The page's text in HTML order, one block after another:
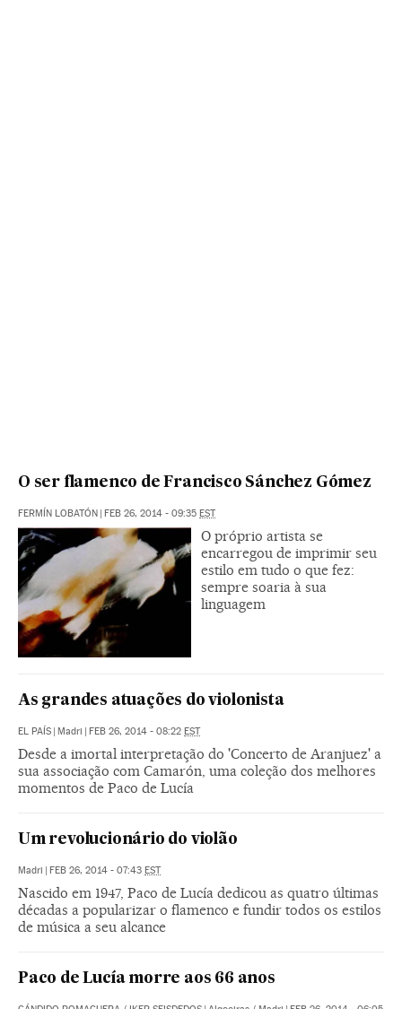
O ser flamenco de Francisco Sánchez Gómez
FERMÍN LOBATÓN | FEB 26, 2014 - 09:35 EST
O próprio artista se
encarregou de imprimir seu
estilo em tudo o que fez:
sempre soaria à sua
linguagem
As grandes atuações do violonista
EL PAÍS | Madri | FEB 26, 2014 - 08:22 EST
Desde a imortal interpretação do 'Concerto de Aranjuez' a
sua associação com Camarón, uma coleção dos melhores
momentos de Paco de Lucía
Um revolucionário do violão
Madri | FEB 26, 2014 - 07:43 EST
Nascido em 1947, Paco de Lucía dedicou as quatro últimas
décadas a popularizar o flamenco e fundir todos os estilos
de música a seu alcance
Paco de Lucía morre aos 66 anos